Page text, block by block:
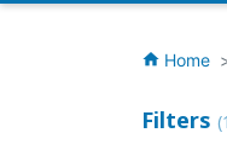
home Home
Filters